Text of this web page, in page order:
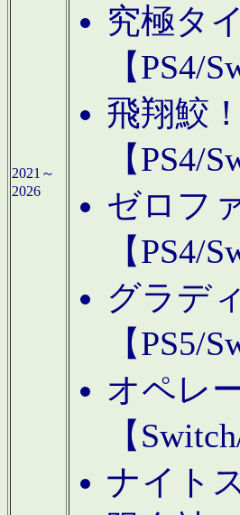
2021～
2026
究極タ
【PS4/
飛翔鮫
【PS4/
ゼロフ
【PS4/
グラデ
【PS5/
オペレ
【
ナイト